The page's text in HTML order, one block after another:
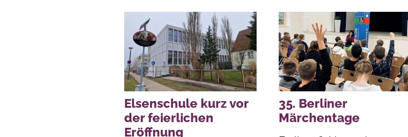
Elsenschule kurz vor
der feierlichen
Eröffnung
35. Berliner
Märchentage